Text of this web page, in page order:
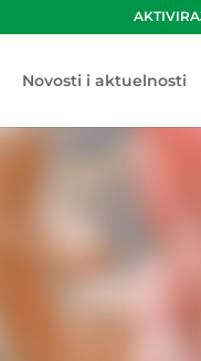
Novosti i aktuelnosti